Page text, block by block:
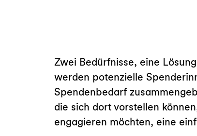
Zwei Bedürfnisse, eine
werden potenzielle
Spendenbedarf
die sich dort vorstellen
engagieren möchten, eine